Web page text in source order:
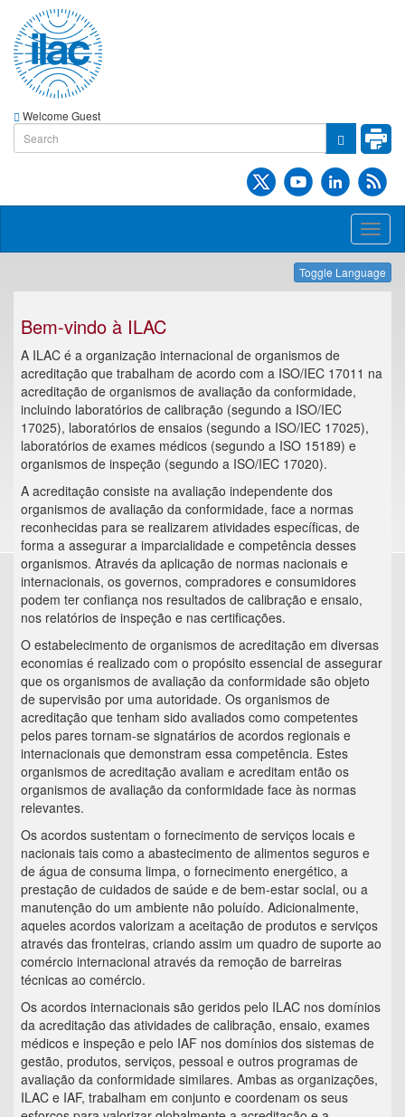
Welcome Guest
Toggle Language
Bem-vindo à ILAC
A ILAC é a organização internacional de organismos de
acreditação que trabalham de acordo com a ISO/IEC 17011 na
acreditação de organismos de avaliação da conformidade,
incluindo laboratórios de calibração (segundo a ISO/IEC
17025), laboratórios de ensaios (segundo a ISO/IEC 17025),
laboratórios de exames médicos (segundo a ISO 15189) e
organismos de inspeção (segundo a ISO/IEC 17020).
A acreditação consiste na avaliação independente dos
organismos de avaliação da conformidade, face a normas
reconhecidas para se realizarem atividades específicas, de
forma a assegurar a imparcialidade e competência desses
organismos. Através da aplicação de normas nacionais e
internacionais, os governos, compradores e consumidores
podem ter confiança nos resultados de calibração e ensaio,
nos relatórios de inspeção e nas certificações.
O estabelecimento de organismos de acreditação em diversas
economias é realizado com o propósito essencial de assegurar
que os organismos de avaliação da conformidade são objeto
de supervisão por uma autoridade. Os organismos de
acreditação que tenham sido avaliados como competentes
pelos pares tornam-se signatários de acordos regionais e
internacionais que demonstram essa competência. Estes
organismos de acreditação avaliam e acreditam então os
organismos de avaliação da conformidade face às normas
relevantes.
Os acordos sustentam o fornecimento de serviços locais e
nacionais tais como a abastecimento de alimentos seguros e
de água de consuma limpa, o fornecimento energético, a
prestação de cuidados de saúde e de bem-estar social, ou a
manutenção do um ambiente não poluído. Adicionalmente,
aqueles acordos valorizam a aceitação de produtos e serviços
através das fronteiras, criando assim um quadro de suporte ao
comércio internacional através da remoção de barreiras
técnicas ao comércio.
Os acordos internacionais são geridos pelo ILAC nos domínios
da acreditação das atividades de calibração, ensaio, exames
médicos e inspeção e pelo IAF nos domínios dos sistemas de
gestão, produtos, serviços, pessoal e outros programas de
avaliação da conformidade similares. Ambas as organizações,
ILAC e IAF, trabalham em conjunto e coordenam os seus